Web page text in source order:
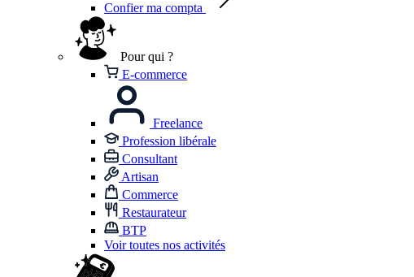
Confier ma compta
Pour qui ?
E-commerce
Freelance
Profession libérale
Consultant
Artisan
Commerce
Restaurateur
BTP
Voir toutes nos activités